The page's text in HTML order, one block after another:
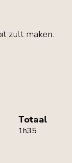
zult maken.
Totaal
1h35